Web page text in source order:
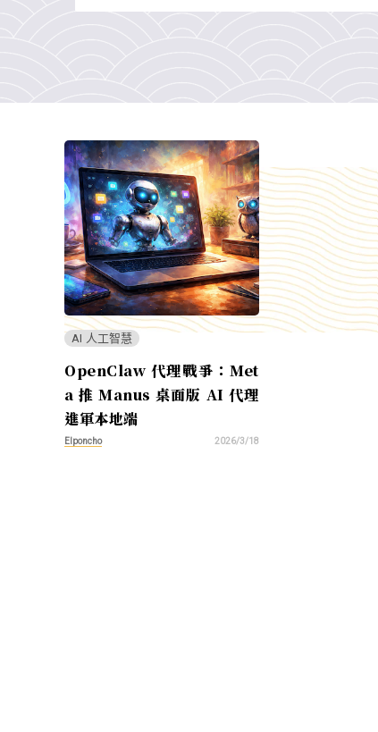
AI 人工智慧
OpenClaw 代理戰爭：Met
a 推 Manus 桌面版 AI 代理
進軍本地端
Elponcho 2026/3/18